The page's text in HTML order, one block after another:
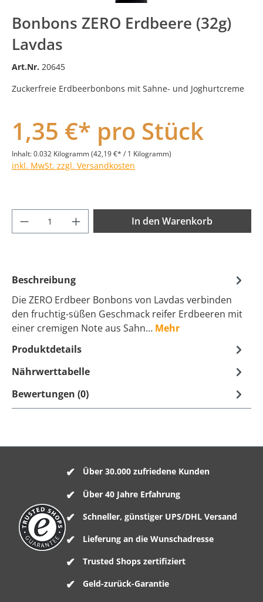
Bonbons ZERO Erdbeere (32g)
Lavdas
Art.Nr. 20645
Zuckerfreie Erdbeerbonbons mit Sahne- und Joghurtcreme
1,35 €* pro Stück
Inhalt:0.032 Kilogramm(42,19 €* / 1 Kilogramm)
inkl. MwSt. zzgl. Versandkosten
Produkt Anzahl: Gib den gewünschten
In den Warenkorb
Beschreibung
Die ZERO Erdbeer Bonbons von Lavdas verbinden
den fruchtig-süßen Geschmack reifer Erdbeeren mit
einer cremigen Note aus Sahn… Mehr
Produktdetails
Nährwerttabelle
Bewertungen (0)
Über 30.000 zufriedene Kunden
Über 40 Jahre Erfahrung
Schneller, günstiger UPS/DHL Versand
Lieferung an die Wunschadresse
Trusted Shops zertifiziert
Geld-zurück-Garantie